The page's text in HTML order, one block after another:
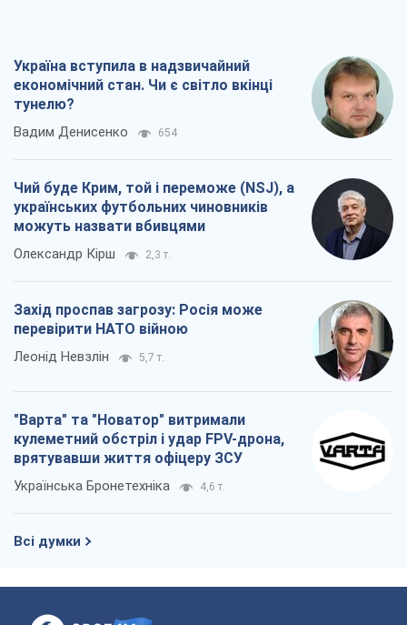
Україна вступила в надзвичайний
економічний стан. Чи є світло вкінці
тунелю?
Вадим Денисенко 654
Чий буде Крим, той і переможе (NSJ), а
українських футбольних чиновників
можуть назвати вбивцями
Олександр Кірш 2,3 т.
Захід проспав загрозу: Росія може
перевірити НАТО війною
Леонід Невзлін 5,7 т.
"Варта" та "Новатор" витримали
кулеметний обстріл і удар FPV-дрона,
врятувавши життя офіцеру ЗСУ
Українська Бронетехніка 4,6 т.
Всі думки